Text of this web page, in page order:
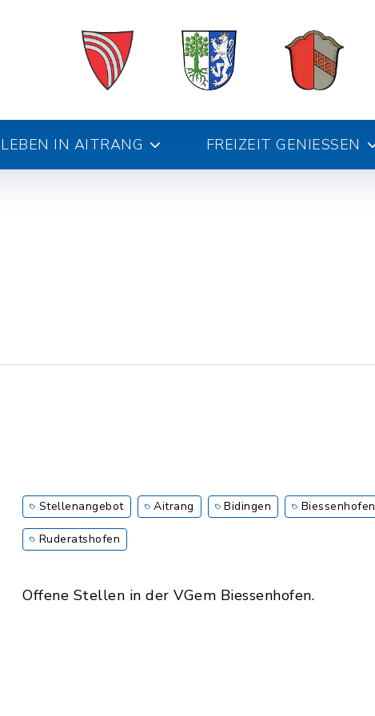
LEBEN IN AITRANG FREIZEIT GENIESSEN
Stellenangebot Aitrang Bidingen Biessenhofen
Ruderatshofen
Offene Stellen in der VGem Biessenhofen.